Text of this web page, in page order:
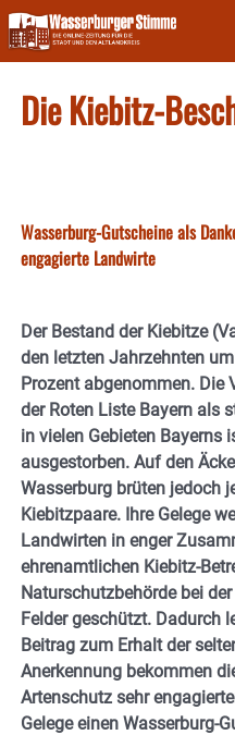
Skip
to
content
Die Kiebitz-
Wasserburg-Gutscheine als
engagierte Landwirte
Der Bestand der Kiebitze
den letzten Jahrzehnten
Prozent abgenommen. Die
der Roten Liste Bayern als
in vielen Gebieten Bayerns
ausgestorben. Auf den
Wasserburg brüten jedoch
Kiebitzpaare. Ihre Gelege
Landwirten in enger
ehrenamtlichen Kiebitz-
Naturschutzbehörde bei
Felder geschützt. Dadurch
Beitrag zum Erhalt der
Anerkennung bekommen
Artenschutz sehr
Gelege einen Wasserburg-